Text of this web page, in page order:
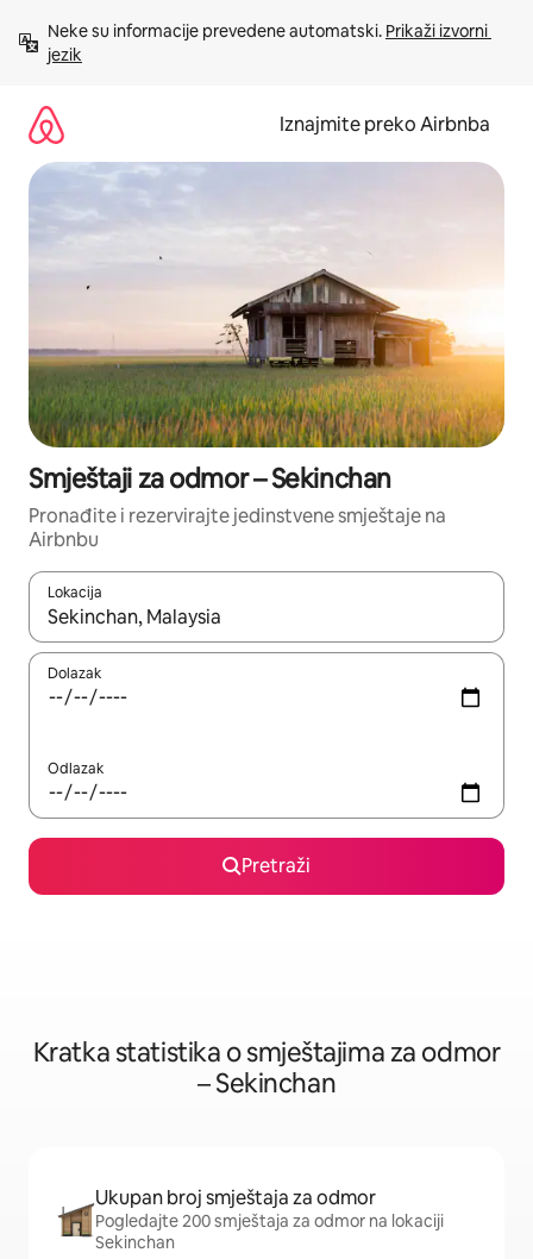
sadržaj
Neke su informacije prevedene automatski. Prikaži izvorni
jezik
Iznajmite preko Airbnba
Smještaji za odmor – Sekinchan
Pronađite i rezervirajte jedinstvene smještaje na
Airbnbu
Lokacija
Kada budu dostupni rezultati, moći ćete ih pregledati
Dolazak
Odlazak
Pretraži
Kratka statistika o smještajima za odmor
– Sekinchan
Ukupan broj smještaja za odmor
Pogledajte 200 smještaja za odmor na lokaciji
Sekinchan